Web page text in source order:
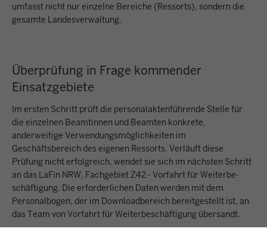
umfasst nicht nur einzelne Bereiche (Ressorts), sondern die
gesamte Landesverwaltung.
Überprüfung in Frage kommender
Einsatzgebiete
Im ersten Schritt prüft die personalaktenführende Stelle für
die einzelnen Beamtinnen und Beamten konkrete,
anderweitige Verwendungsmöglichkeiten im
Geschäftsbereich des eigenen Ressorts. Verläuft diese
Prüfung nicht erfolgreich, wendet sie sich im nächsten Schritt
an das LaFin NRW, Fachgebiet Z42 - Vorfahrt für Weiterbe­
schäftigung. Die erforderlichen Daten werden mit dem
Personalbogen, der im Down­loadbereich bereitgestellt ist, an
das Team von Vorfahrt für Weiterbeschäftigung über­sandt.